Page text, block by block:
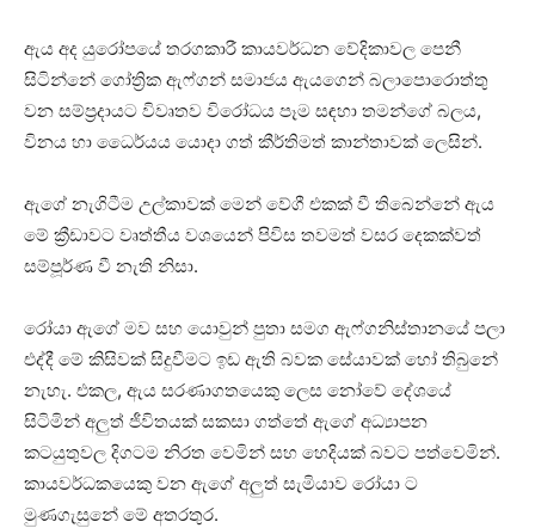
ඇය අද යුරෝපයේ තරගකාරී කායවර්ධන වේදිකාවල පෙනී
සිටින්නේ ගෝත්‍රික ඇෆ්ගන් සමාජය ඇයගෙන් බලාපොරොත්තු
වන සම්ප්‍රදායට විවෘතව විරෝධය පෑම සඳහා තමන්ගේ බලය,
විනය හා ධෛර්යය යොදා ගත් කීර්තිමත් කාන්තාවක් ලෙසින්.
ඇගේ නැගිටීම උල්කාවක් මෙන් වේගී එකක් වී තිබෙන්නේ ඇය
මේ ක්‍රීඩාවට වෘත්තීය වශයෙන් පිවිස තවමත් වසර දෙකක්වත්
සම්පූර්ණ වී නැති නිසා.
රෝයා ඇගේ මව සහ යොවුන් පුතා සමග ඇෆ්ගනිස්තානයේ පලා
එද්දී මේ කිසිවක් සිදුවීමට ඉඩ ඇති බවක සේයාවක් හෝ තිබුනේ
නැහැ. එකල, ඇය සරණාගතයෙකු ලෙස නෝවේ දේශයේ
සිටිමින් අලුත් ජීවිතයක් සකසා ගත්තේ ඇගේ අධ්‍යාපන
කටයුතුවල දිගටම නිරත වෙමින් සහ හෙදියක් බවට පත්වෙමින්.
කායවර්ධකයෙකු වන ඇගේ අලුත් සැමියාව රෝයා ට
මුණගැසුනේ මේ අතරතුර.